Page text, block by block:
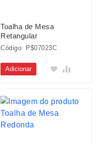
Toalha de Mesa
Retangular
Código: P$07023C
Adicionar